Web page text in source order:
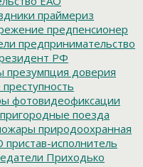
праймериз
предпенсионер
предпринимательство
РФ
презумпция доверия
преступность
фотовидеофиксации
пригородные поезда
природоохранная
пристав-исполнитель
Приходько